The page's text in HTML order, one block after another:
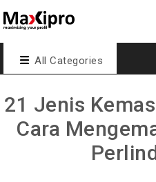
All Categories
21 Jenis
Cara